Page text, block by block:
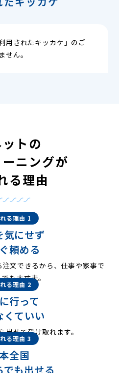
用されたキッカケ」のご
せん。
トの
ニングが
る理由
る理由 1
気にせず
頼める
文できるから、仕事や家事で
も大丈夫。
る理由 2
行って
くていい
出せて受け取れます。
る理由 3
全国
でも出せる